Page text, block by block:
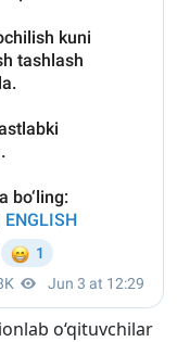
o‘qituvchilar